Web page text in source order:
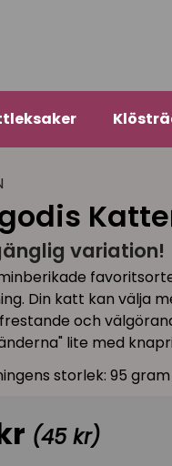
variation!
Din katt kan välja
och
lite med
storlek: 95 gram
(45 kr)